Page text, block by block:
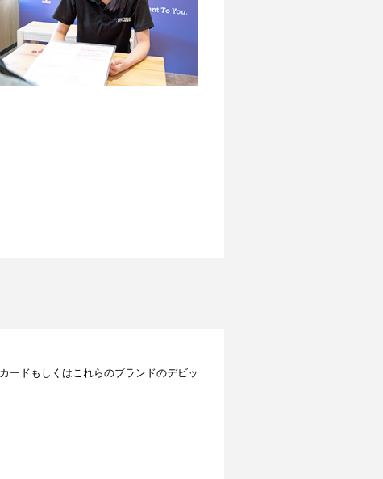
ードもしくはこれらのブランドのデビッ